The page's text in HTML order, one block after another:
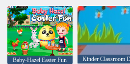
Baby-Hazel Easter Fun